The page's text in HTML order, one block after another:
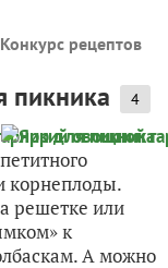
Конкурс рецептов
пикника 4
корнеплоды.
решетке или
к
А можно